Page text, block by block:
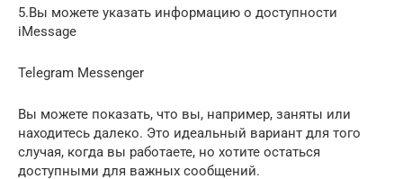
5.Вы можете указать информацию о доступности
iMessage
Telegram Messenger
Вы можете показать, что вы, например, заняты или
находитесь далеко. Это идеальный вариант для того
случая, когда вы работаете, но хотите остаться
доступными для важных сообщений.